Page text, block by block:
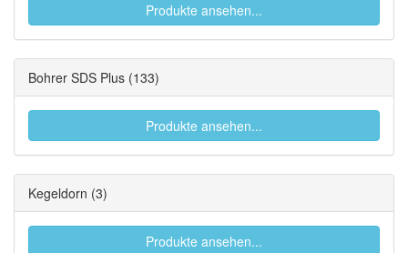
Produkte ansehen...
Bohrer SDS Plus (133)
Produkte ansehen...
Kegeldorn (3)
Produkte ansehen...